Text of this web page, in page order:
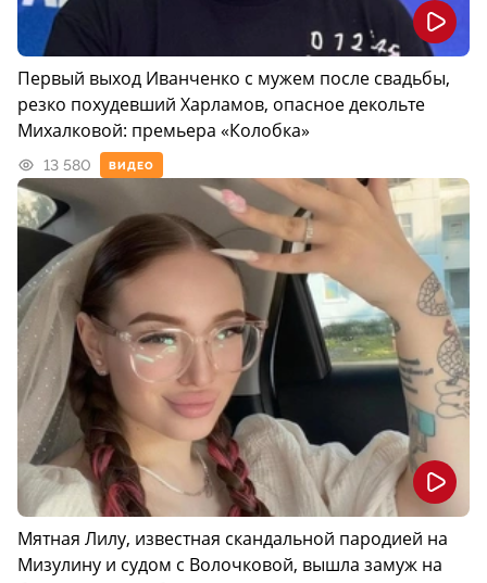
ВИДЕО
Первый выход Иванченко с мужем после свадьбы,
резко похудевший Харламов, опасное декольте
Михалковой: премьера «Колобка»
13 580
Мятная Лилу, известная скандальной пародией на
Мизулину и судом с Волочковой, вышла замуж на